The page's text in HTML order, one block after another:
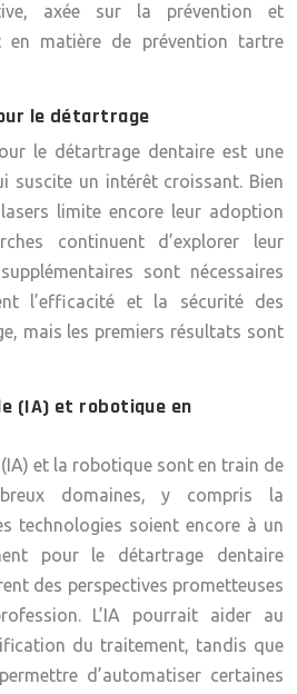
axée sur la prévention et
en matière de prévention tartre
le détartrage
le détartrage dentaire est une
suscite un intérêt croissant. Bien
limite encore leur adoption
continuent d’explorer leur
sont nécessaires
l’efficacité et la sécurité des
mais les premiers résultats sont
(IA) et robotique en
et la robotique sont en train de
domaines, y compris la
technologies soient encore à un
pour le détartrage dentaire
des perspectives prometteuses
L’IA pourrait aider au
du traitement, tandis que
d’automatiser certaines